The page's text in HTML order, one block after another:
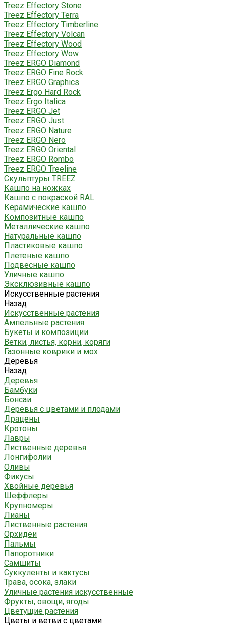
Treez Effectory Stone
Treez Effectory Terra
Treez Effectory Timberline
Treez Effectory Volcan
Treez Effectory Wood
Treez Effectory Wow
Treez ERGO Diamond
Treez ERGO Fine Rock
Treez ERGO Graphics
Treez Ergo Hard Rock
Treez Ergo Italica
Treez ERGO Jet
Treez ERGO Just
Treez ERGO Nature
Treez ERGO Nero
Treez ERGO Oriental
Treez ERGO Rombo
Treez ERGO Treeline
Скульптуры TREEZ
Кашпо на ножках
Кашпо с покраской RAL
Керамические кашпо
Композитные кашпо
Металлические кашпо
Натуральные кашпо
Пластиковые кашпо
Плетеные кашпо
Подвесные кашпо
Уличные кашпо
Эксклюзивные кашпо
Искусственные растения
Назад
Искусственные растения
Ампельные растения
Букеты и композиции
Ветки, листья, корни, коряги
Газонные коврики и мох
Деревья
Назад
Деревья
Бамбуки
Бонсаи
Деревья с цветами и плодами
Драцены
Кротоны
Лавры
Лиственные деревья
Лонгифолии
Оливы
Фикусы
Хвойные деревья
Шеффлеры
Крупномеры
Лианы
Лиственные растения
Орхидеи
Пальмы
Папоротники
Самшиты
Суккуленты и кактусы
Трава, осока, злаки
Уличные растения искусственные
Фрукты, овощи, ягоды
Цветущие растения
Цветы и ветви с цветами